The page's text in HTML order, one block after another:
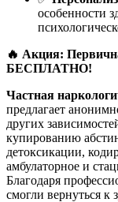
особенности
🔥 Акция:
БЕСПЛАТНО!
Частная
предлагает
других
купированию
детоксикации,
амбулаторное и
Благодаря
смогли вернуться к